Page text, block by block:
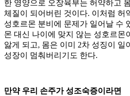
한 영양으로 오장육부는 허약하고
체질이 되어버린 것이다. 이처럼 허
성호르몬 분비에 문제가 일어날 수
몬 대신 나이에 맞지 않는 성호르몬
앓게 되고, 몸은 이미 2차 성징이 일
성장이 멈춰버리기도 한다.
만약 우리 손주가 성조숙증이라면